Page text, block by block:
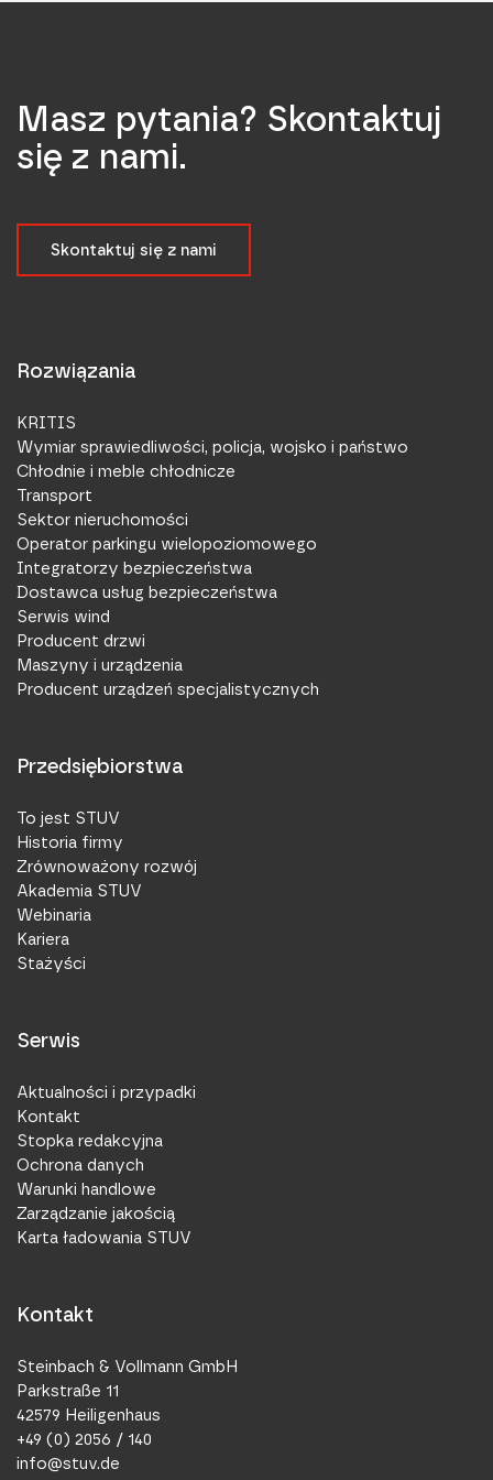
Masz pytania? Skontaktuj
się z nami.
Skontaktuj się z nami
Rozwiązania
KRITIS
Wymiar sprawiedliwości, policja, wojsko i państwo
Chłodnie i meble chłodnicze
Transport
Sektor nieruchomości
Operator parkingu wielopoziomowego
Integratorzy bezpieczeństwa
Dostawca usług bezpieczeństwa
Serwis wind
Producent drzwi
Maszyny i urządzenia
Producent urządzeń specjalistycznych
Przedsiębiorstwa
To jest STUV
Historia firmy
Zrównoważony rozwój
Akademia STUV
Webinaria
Kariera
Stażyści
Serwis
Aktualności i przypadki
Kontakt
Stopka redakcyjna
Ochrona danych
Warunki handlowe
Zarządzanie jakością
Karta ładowania STUV
Kontakt
Steinbach & Vollmann GmbH
Parkstraße 11
42579 Heiligenhaus
+49 (0) 2056 / 140
info@stuv.de